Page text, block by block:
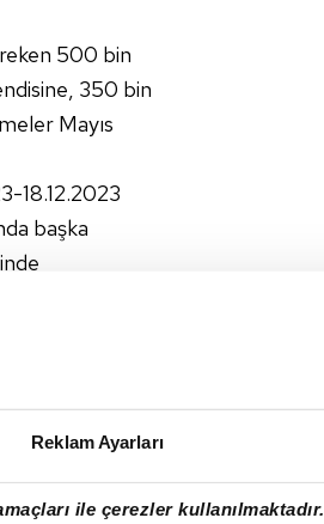
Reklam Ayarları
ile çerezler kullanılmaktadır.
500 bin
350 bin
Mayıs
18.12.2023
başka
ve
haberleri
suç